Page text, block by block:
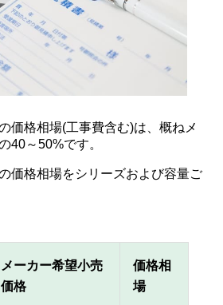
価格相場(工事費含む)は、概ねメ
40～50%です。
価格相場をシリーズおよび容量ご
メーカー希望小売
価格
価格相
場